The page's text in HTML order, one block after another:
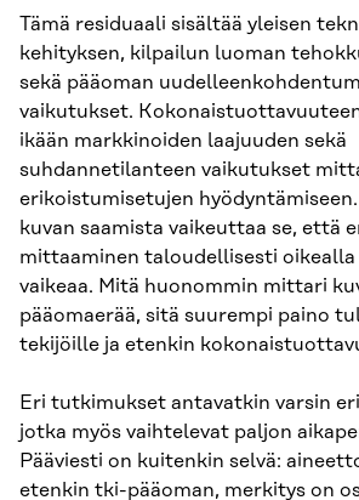
Tämä residuaali sisältää yleisen
kehityksen, kilpailun luoman
sekä pääoman
vaikutukset.
ikään markkinoiden laajuuden sekä
suhdannetilanteen vaikutukset
erikoistumisetujen
kuvan saamista vaikeuttaa se, että
mittaaminen taloudellisesti oikealla
vaikeaa. Mitä huonommin mittari
pääomaerää, sitä suurempi paino
tekijöille ja etenkin
Eri tutkimukset antavatkin varsin
jotka myös vaihtelevat paljon
Pääviesti on kuitenkin selvä:
etenkin tki-pääoman, merkitys on